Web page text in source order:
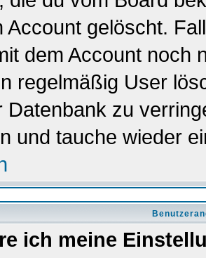
Account gelöscht.
dem Account noch
regelmäßig User
Datenbank zu
und tauche wieder
ich meine